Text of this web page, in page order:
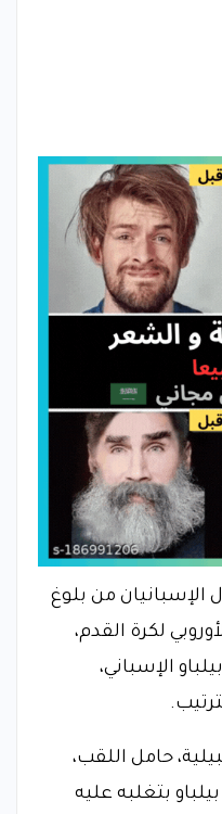
الإسبانيان من بلوغ
لكرة القدم،
الإسباني،
حامل اللقب،
بتغلبه عليه